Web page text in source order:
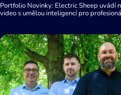
Portfolio Novinky: Electric Sheep uvádí
video s umělou inteligencí pro